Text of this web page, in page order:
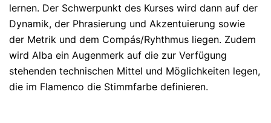
lernen. Der Schwerpunkt des Kurses wird dann auf der
Dynamik, der Phrasierung und Akzentuierung sowie
der Metrik und dem Compás/Ryhthmus liegen. Zudem
wird Alba ein Augenmerk auf die zur Verfügung
stehenden technischen Mittel und Möglichkeiten legen,
die im Flamenco die Stimmfarbe definieren.